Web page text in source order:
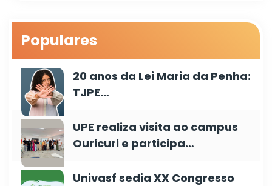
Populares
20 anos da Lei Maria da Penha:
TJPE…
UPE realiza visita ao campus
Ouricuri e participa…
Univasf sedia XX Congresso